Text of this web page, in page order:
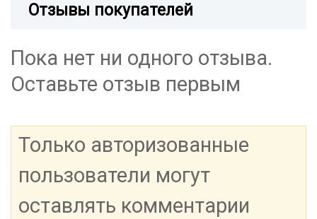
Отзывы покупателей
Пока нет ни одного отзыва.
Оставьте отзыв первым
Только авторизованные
пользователи могут
оставлять комментарии